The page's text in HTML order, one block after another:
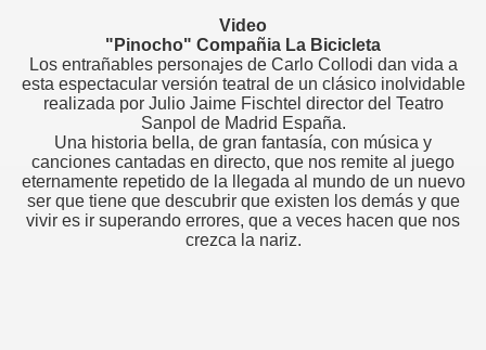
Video
"Pinocho" Compañia La Bicicleta
Los entrañables personajes de Carlo Collodi dan vida a
esta espectacular versión teatral de un clásico inolvidable
realizada por Julio Jaime Fischtel director del Teatro
Sanpol de Madrid España.
Una historia bella, de gran fantasía, con música y
canciones cantadas en directo, que nos remite al juego
eternamente repetido de la llegada al mundo de un nuevo
ser que tiene que descubrir que existen los demás y que
vivir es ir superando errores, que a veces hacen que nos
crezca la nariz.